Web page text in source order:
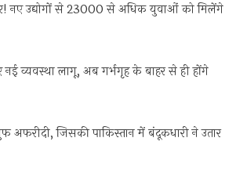
नए उद्योगों से 23000 से अधिक युवाओं को मिलेंगे
नई व्यवस्था लागू, अब गर्भगृह के बाहर से ही होंगे
जिसकी पाकिस्तान में बंदूकधारी ने उतार